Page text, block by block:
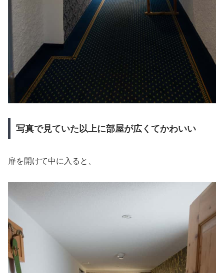
写真で見ていた以上に部屋が広くてかわいい
扉を開けて中に入ると、